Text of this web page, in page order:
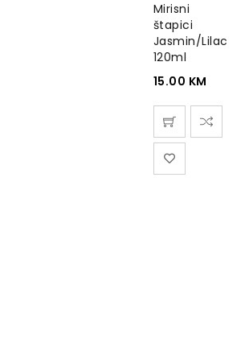
Mirisni
štapici
Jasmin/Lilac
120ml
15.00 KM